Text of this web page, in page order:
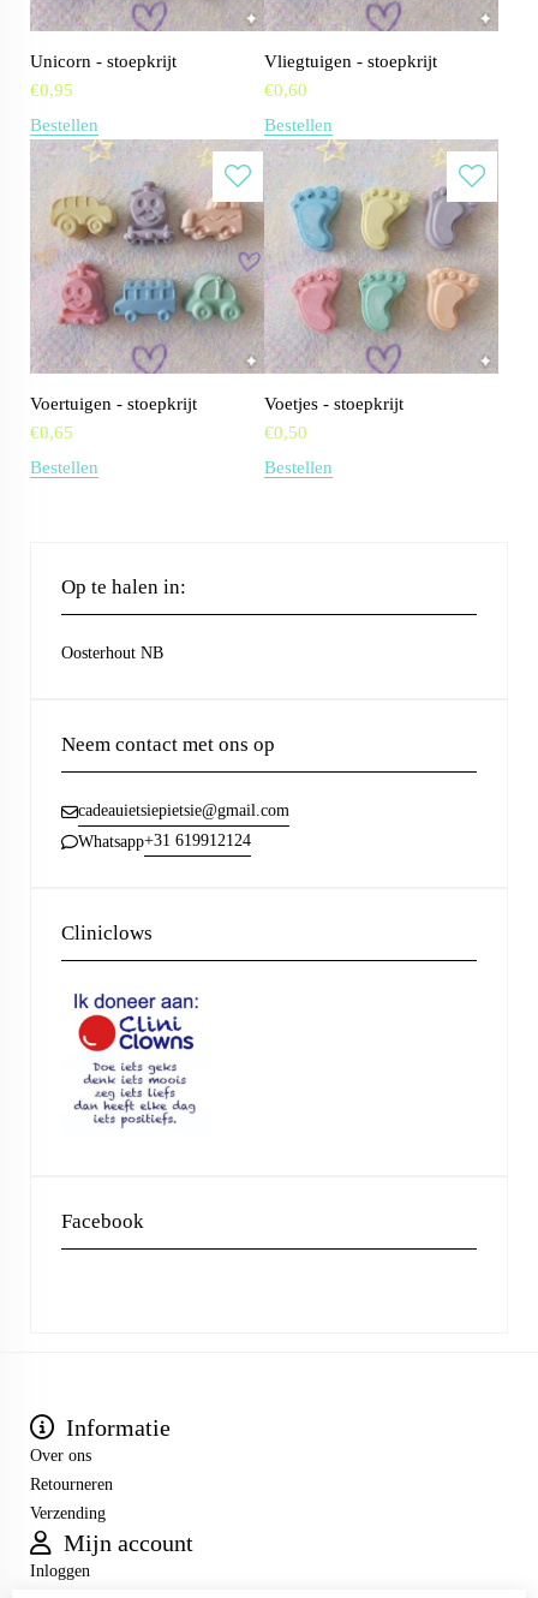
Unicorn - stoepkrijt
€0,95
Bestellen
Vliegtuigen - stoepkrijt
€0,60
Bestellen
Voertuigen - stoepkrijt
€0,65
Bestellen
Voetjes - stoepkrijt
€0,50
Bestellen
Op te halen in:
Oosterhout NB
Neem contact met ons op
cadeauietsiepietsie@gmail.com
Whatsapp+31 619912124
Cliniclows
Facebook
Informatie
Over ons
Retourneren
Verzending
Mijn account
Inloggen